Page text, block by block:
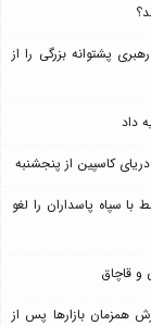
پشتوانه بزرگی را از
داد
سپاه پاسداران را لغو
و قاچاق
و دلار امروز چهارشنبه ۱۴ مرداد ۱۴۰۵؛ ریزش همزمان بازارها پس از